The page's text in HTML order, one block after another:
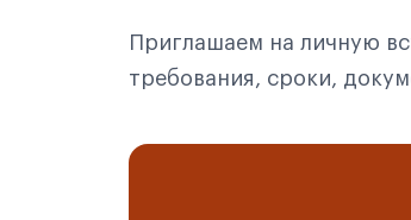
Приглашаем на личную
требования, сроки,